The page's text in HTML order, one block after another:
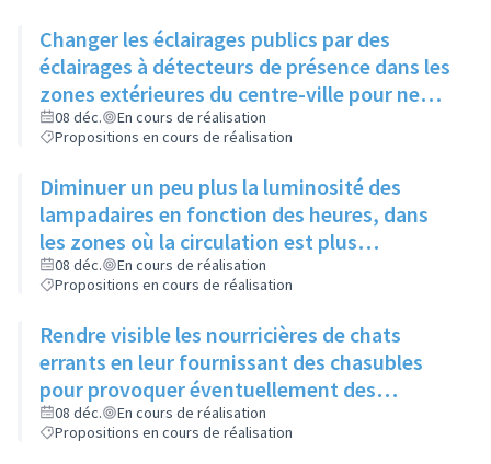
Changer les éclairages publics par des
éclairages à détecteurs de présence dans les
zones extérieures du centre-ville pour ne
pas gêner certaines espèces d'animaux
08 déc.
En cours de réalisation
Propositions en cours de réalisation
Diminuer un peu plus la luminosité des
lampadaires en fonction des heures, dans
les zones où la circulation est plus
importante, sans jamais éteindre
complètement
08 déc.
En cours de réalisation
Propositions en cours de réalisation
Rendre visible les nourricières de chats
errants en leur fournissant des chasubles
pour provoquer éventuellement des
échanges avec des personnes intéressées
08 déc.
En cours de réalisation
Propositions en cours de réalisation